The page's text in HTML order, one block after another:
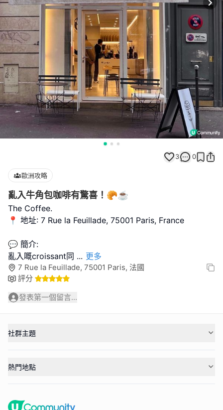
3 0
歐洲攻略
亂入牛角包咖啡有驚喜！🥐☕️
The Coffee.
📍 地址: 7 Rue la Feuillade, 75001 Paris, France
💬 簡介:
亂入嘅croissant同 ... 更多
7 Rue la Feuillade, 75001 Paris, 法國
評分
發表第一個留言...
社群主題
熱門地點